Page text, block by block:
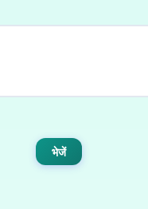
भेजें